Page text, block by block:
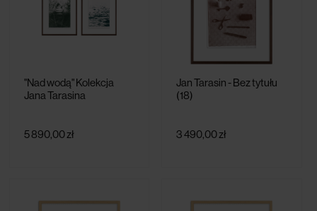
"Nad wodą" Kolekcja
Jana Tarasina
5 890,00 zł
Jan Tarasin - Bez tytułu
(18)
3 490,00 zł